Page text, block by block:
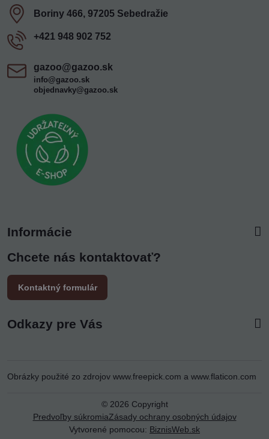
Boriny 466, 97205 Sebedražie
+421 948 902 752
gazoo​@gazoo​.sk
info@gazoo.sk
objednavky@gazoo.sk
Informácie
Chcete nás kontaktovať?
Kontaktný formulár
Odkazy pre Vás
Obrázky použité zo zdrojov www.freepick.com a www.flaticon.com
© 2026 Copyright
Predvoľby súkromiaZásady ochrany osobných údajov
Vytvorené pomocou: BiznisWeb.sk